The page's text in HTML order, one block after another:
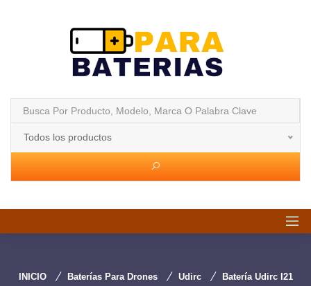
Todos los productos
INICIO Baterías Para Drones Udirc Batería Udirc I21